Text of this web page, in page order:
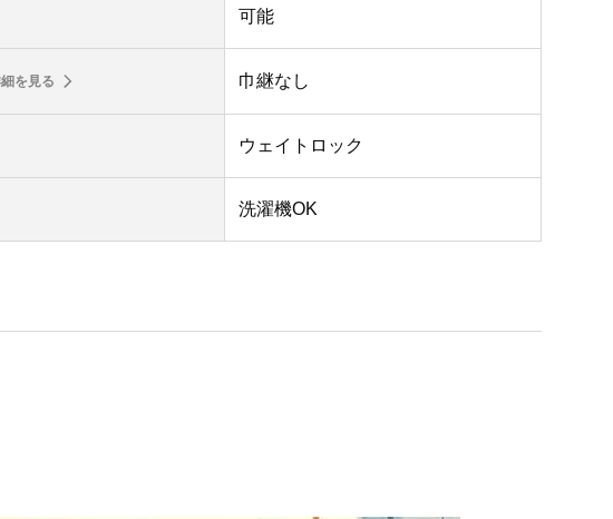
可能
を見る 巾継なし
ウェイトロック
洗濯機OK